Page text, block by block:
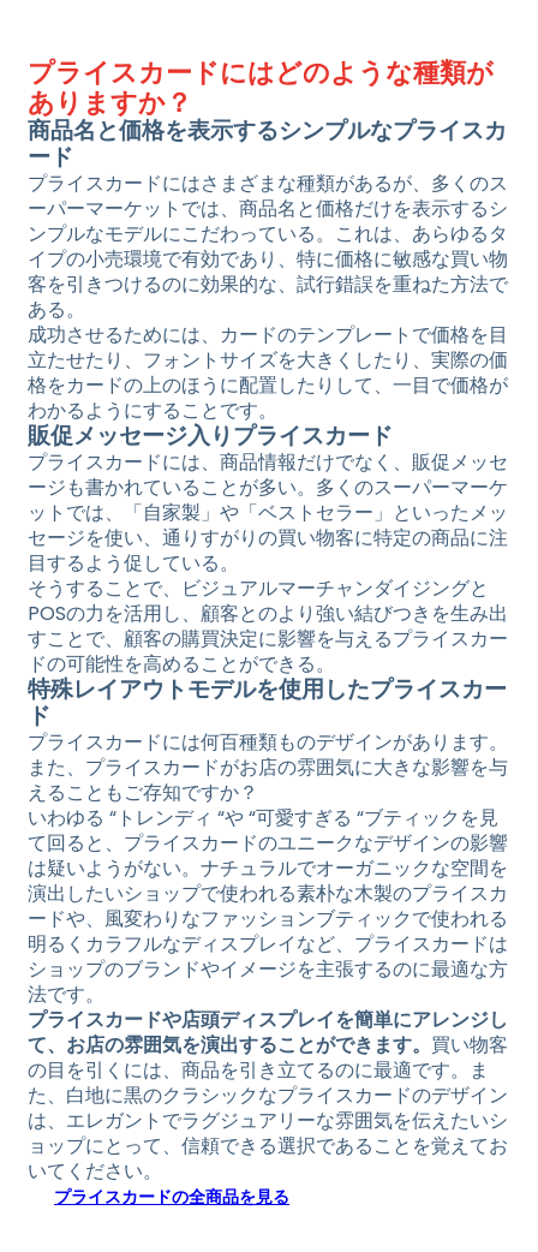
プライスカードにはどのような種類が
ありますか？
商品名と価格を表示するシンプルなプライスカ
ード
プライスカードにはさまざまな種類があるが、多くのス
ーパーマーケットでは、商品名と価格だけを表示するシ
ンプルなモデルにこだわっている。これは、あらゆるタ
イプの小売環境で有効であり、特に価格に敏感な買い物
客を引きつけるのに効果的な、試行錯誤を重ねた方法で
ある。
成功させるためには、カードのテンプレートで価格を目
立たせたり、フォントサイズを大きくしたり、実際の価
格をカードの上のほうに配置したりして、一目で価格が
わかるようにすることです。
販促メッセージ入りプライスカード
プライスカードには、商品情報だけでなく、販促メッセ
ージも書かれていることが多い。多くのスーパーマーケ
ットでは、「自家製」や「ベストセラー」といったメッ
セージを使い、通りすがりの買い物客に特定の商品に注
目するよう促している。
そうすることで、ビジュアルマーチャンダイジングと
POSの力を活用し、顧客とのより強い結びつきを生み出
すことで、顧客の購買決定に影響を与えるプライスカー
ドの可能性を高めることができる。
特殊レイアウトモデルを使用したプライスカー
ド
プライスカードには何百種類ものデザインがあります。
また、プライスカードがお店の雰囲気に大きな影響を与
えることもご存知ですか？
いわゆる “トレンディ “や “可愛すぎる “ブティックを見
て回ると、プライスカードのユニークなデザインの影響
は疑いようがない。ナチュラルでオーガニックな空間を
演出したいショップで使われる素朴な木製のプライスカ
ードや、風変わりなファッションブティックで使われる
明るくカラフルなディスプレイなど、プライスカードは
ショップのブランドやイメージを主張するのに最適な方
法です。
プライスカードや店頭ディスプレイを簡単にアレンジし
て、お店の雰囲気を演出することができます。 買い物客
の目を引くには、商品を引き立てるのに最適です。ま
た、白地に黒のクラシックなプライスカードのデザイン
は、エレガントでラグジュアリーな雰囲気を伝えたいシ
ョップにとって、信頼できる選択であることを覚えてお
いてください。
プライスカードの全商品を見る